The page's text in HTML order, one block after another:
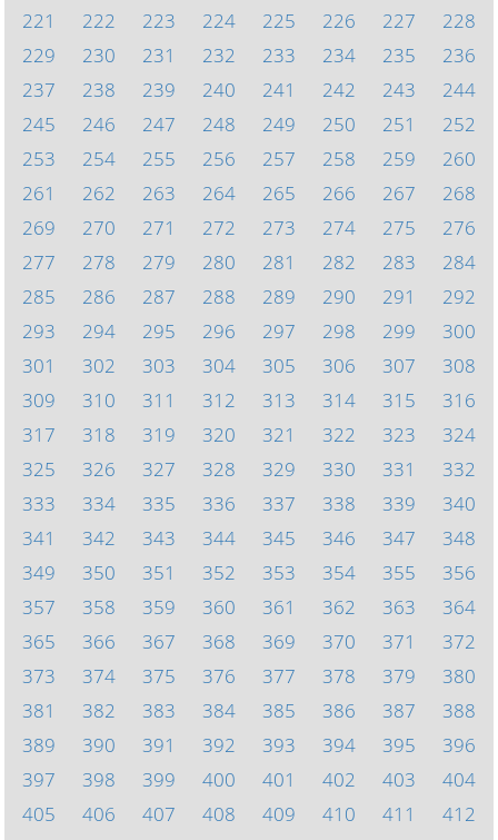
221
222 223 224 225 226 227
228
229
230 231 232 233 234 235
236
237
238 239 240 241 242 243
244
245
246 247 248 249 250 251
252
253
254 255 256 257 258 259
260
261
262 263 264 265 266 267
268
269
270 271 272 273 274 275
276
277
278 279 280 281 282 283
284
285
286 287 288 289 290 291
292
293
294 295 296 297 298 299
300
301
302 303 304 305 306 307
308
309
310 311 312 313 314 315
316
317
318 319 320 321 322 323
324
325
326 327 328 329 330 331
332
333
334 335 336 337 338 339
340
341
342 343 344 345 346 347
348
349
350 351 352 353 354 355
356
357
358 359 360 361 362 363
364
365
366 367 368 369 370 371
372
373
374 375 376 377 378 379
380
381
382 383 384 385 386 387
388
389
390 391 392 393 394 395
396
397
398 399 400 401 402 403
404
405
406 407 408 409 410 411
412